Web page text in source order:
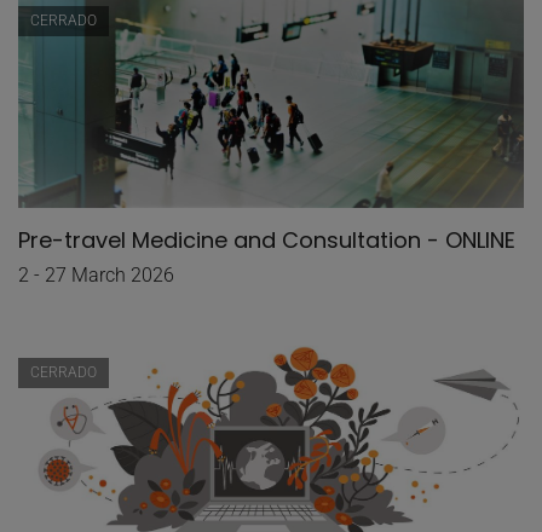
CERRADO
Pre-travel Medicine and Consultation - ONLINE
2 - 27 March 2026
CERRADO